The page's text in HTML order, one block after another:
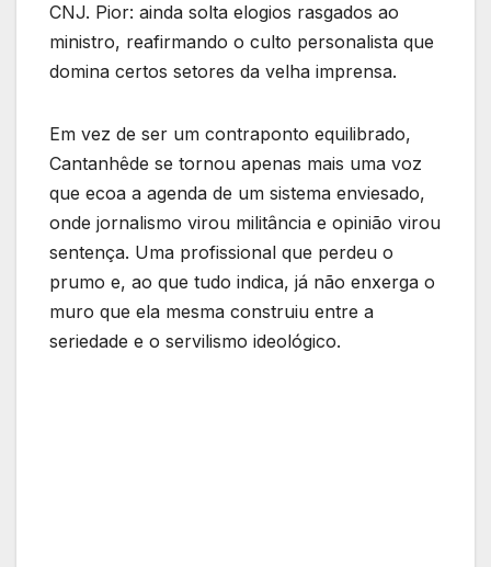
CNJ. Pior: ainda solta elogios rasgados ao
ministro, reafirmando o culto personalista que
domina certos setores da velha imprensa.
Em vez de ser um contraponto equilibrado,
Cantanhêde se tornou apenas mais uma voz
que ecoa a agenda de um sistema enviesado,
onde jornalismo virou militância e opinião virou
sentença. Uma profissional que perdeu o
prumo e, ao que tudo indica, já não enxerga o
muro que ela mesma construiu entre a
seriedade e o servilismo ideológico.